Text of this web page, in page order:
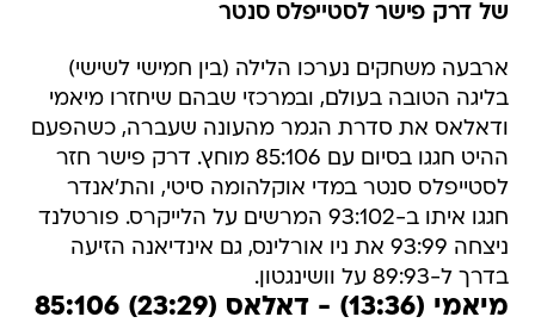
של דרק פישר לסטייפלס סנטר
ארבעה משחקים נערכו הלילה (בין חמישי לשישי)
בליגה הטובה בעולם, ובמרכזי שבהם שיחזרו מיאמי
ודאלאס את סדרת הגמר מהעונה שעברה, כשהפעם
ההיט חגגו בסיום עם 85:106 מוחץ. דרק פישר חזר
לסטייפלס סנטר במדי אוקלהומה סיטי, והת'אנדר
חגגו איתו ב-93:102 המרשים על הלייקרס. פורטלנד
ניצחה 93:99 את ניו אורלינס, גם אינדיאנה הזיעה
בדרך ל-89:93 על וושינגטון.
מיאמי (13:36) - דאלאס (23:29) 85:106